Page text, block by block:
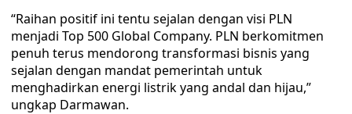
“Raihan positif ini tentu sejalan dengan visi PLN
menjadi Top 500 Global Company. PLN berkomitmen
penuh terus mendorong transformasi bisnis yang
sejalan dengan mandat pemerintah untuk
menghadirkan energi listrik yang andal dan hijau,”
ungkap Darmawan.